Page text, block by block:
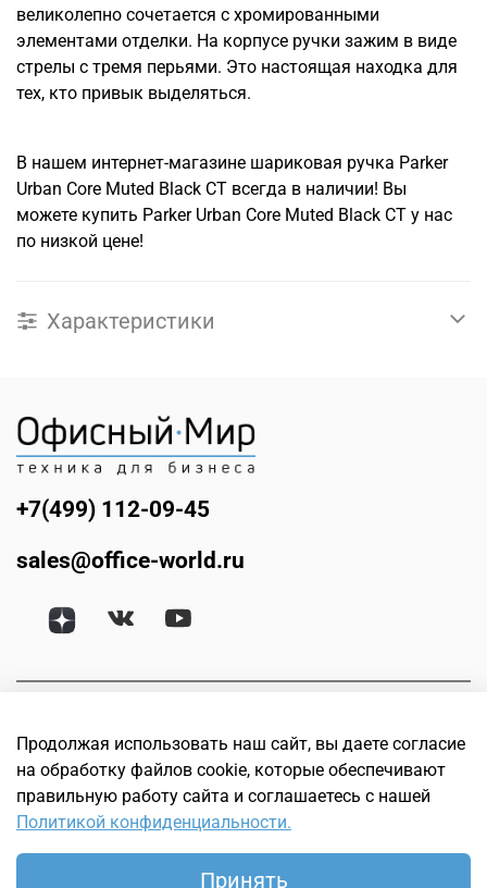
великолепно сочетается с хромированными
элементами отделки. На корпусе ручки зажим в виде
стрелы с тремя перьями. Это настоящая находка для
тех, кто привык выделяться.
В нашем интернет-магазине шариковая ручка Parker
Urban Core Muted Black CT всегда в наличии! Вы
можете купить Parker Urban Core Muted Black CT у нас
по низкой цене!
Характеристики
+7(499) 112-09-45
sales@office-world.ru
© Офисный мир. Интернет магазин техники для бизнеса.
Офисное, банковское, торговое и оборудование для
Продолжая использовать наш сайт, вы даете согласие
на обработку файлов cookie, которые обеспечивают
правильную работу сайта и соглашаетесь с нашей
Политикой конфиденциальности.
Принять